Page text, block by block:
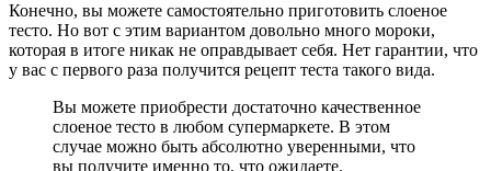
Конечно, вы можете самостоятельно приготовить слоеное
тесто. Но вот с этим вариантом довольно много мороки,
которая в итоге никак не оправдывает себя. Нет гарантии, что
у вас с первого раза получится рецепт теста такого вида.
Вы можете приобрести достаточно качественное
слоеное тесто в любом супермаркете. В этом
случае можно быть абсолютно уверенными, что
вы получите именно то, что ожидаете.